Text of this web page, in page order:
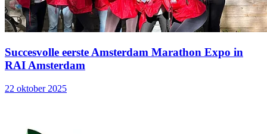
Succesvolle eerste Amsterdam Marathon Expo in
RAI Amsterdam
22 oktober 2025